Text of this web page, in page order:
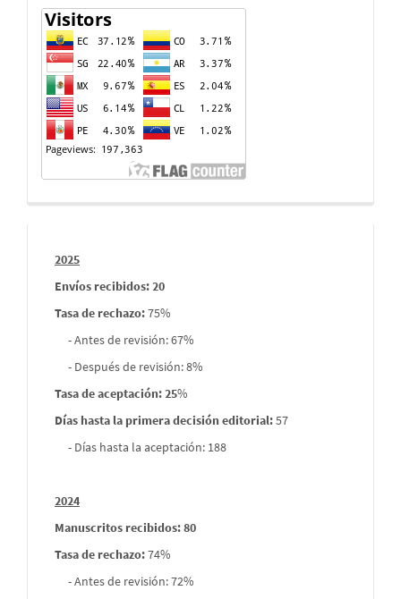
Contador
de
visitas
Informes
envios
2025
Envíos recibidos: 20
Tasa de rechazo:75%
- Antes de revisión: 67%
- Después de revisión: 8%
Tasa de aceptación: 25%
Días hasta la primera decisión editorial:57
- Días hasta la aceptación: 188
2024
Manuscritos recibidos: 80
Tasa de rechazo:74%
- Antes de revisión: 72%